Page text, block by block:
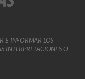
E INFORMAR LOS
INTERPRETACIONES O